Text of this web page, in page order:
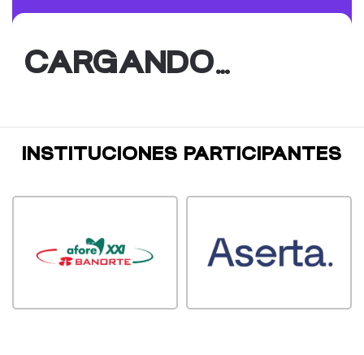
CARGANDO…
INSTITUCIONES PARTICIPANTES